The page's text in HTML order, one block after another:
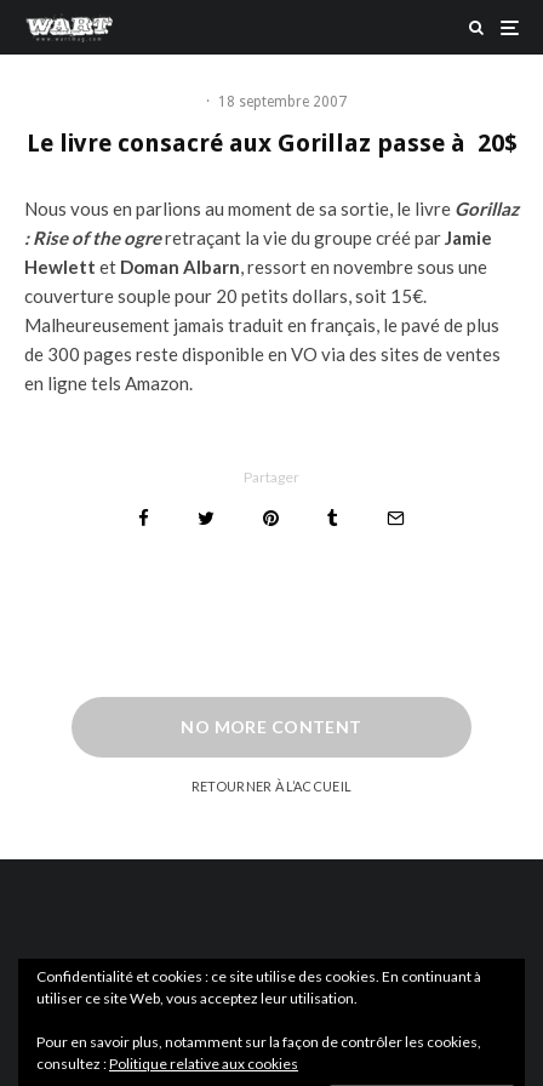
· 18 septembre 2007
Le livre consacré aux Gorillaz passe à 20$
Nous vous en parlions au moment de sa sortie, le livre Gorillaz
: Rise of the ogreretraçant la vie du groupe créé parJamie
Hewlett et Doman Albarn, ressort en novembre sous une
couverture souple pour 20 petits dollars, soit 15€.
Malheureusement jamais traduit en français, le pavé de plus
de 300 pages reste disponible en VO via des sites de ventes
en ligne tels Amazon.
Partager
NO MORE CONTENT
RETOURNER À L’ACCUEIL
Confidentialité et cookies : ce site utilise des cookies. En continuant à
utiliser ce site Web, vous acceptez leur utilisation.
Pour en savoir plus, notamment sur la façon de contrôler les cookies,
consultez :Politique relative aux cookies